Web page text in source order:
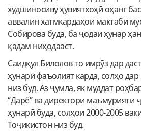
худшиносиву ҳувиятхоҳӣ оҳанг
аввалин хатмкардаҳои мактаби
Собирова буда, ба ҷодаи ҳунар
қадам ниҳодааст.
Саидқул Билолов то имрӯз дар
ҳунарӣ фаъолият карда, солҳо
низ буд. Аз ҷумла, як муддат
“Дарё” ва директори маъмурияти
ҳунарӣ буда, солҳои 2000-2005
Тоҷикистон низ буд.